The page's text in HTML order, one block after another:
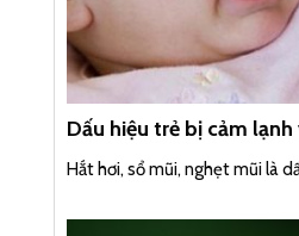
Dấu hiệu trẻ bị cảm
quả chi tiết nhất
Hắt hơi, sổ mũi, nghẹt mũi là